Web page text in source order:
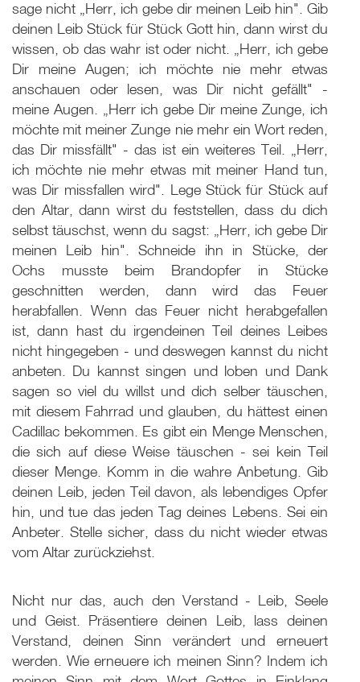
sage nicht „Herr, ich gebe dir meinen Leib hin". Gib
deinen Leib Stück für Stück Gott hin, dann wirst du
wissen, ob das wahr ist oder nicht. „Herr, ich gebe
Dir meine Augen; ich möchte nie mehr etwas
anschauen oder lesen, was Dir nicht gefällt" -
meine Augen. „Herr ich gebe Dir meine Zunge, ich
möchte mit meiner Zunge nie mehr ein Wort reden,
das Dir missfällt" - das ist ein weiteres Teil. „Herr,
ich möchte nie mehr etwas mit meiner Hand tun,
was Dir missfallen wird". Lege Stück für Stück auf
den Altar, dann wirst du feststellen, dass du dich
selbst täuschst, wenn du sagst: „Herr, ich gebe Dir
meinen Leib hin". Schneide ihn in Stücke, der
Ochs musste beim Brandopfer in Stücke
geschnitten werden, dann wird das Feuer
herabfallen. Wenn das Feuer nicht herabgefallen
ist, dann hast du irgendeinen Teil deines Leibes
nicht hingegeben - und deswegen kannst du nicht
anbeten. Du kannst singen und loben und Dank
sagen so viel du willst und dich selber täuschen,
mit diesem Fahrrad und glauben, du hättest einen
Cadillac bekommen. Es gibt ein Menge Menschen,
die sich auf diese Weise täuschen - sei kein Teil
dieser Menge. Komm in die wahre Anbetung. Gib
deinen Leib, jeden Teil davon, als lebendiges Opfer
hin, und tue das jeden Tag deines Lebens. Sei ein
Anbeter. Stelle sicher, dass du nicht wieder etwas
vom Altar zurückziehst.
Nicht nur das, auch den Verstand - Leib, Seele
und Geist. Präsentiere deinen Leib, lass deinen
Verstand, deinen Sinn verändert und erneuert
werden. Wie erneuere ich meinen Sinn? Indem ich